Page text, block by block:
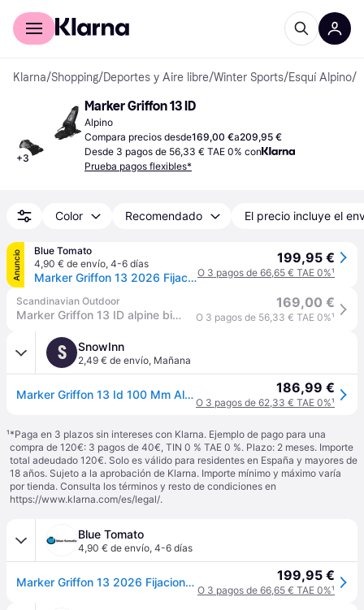
Comprar con Klarna
Klarna/Shopping/Deportes y Aire libre/Winter Sports/Esquí Alpino/
+3
Marker Griffon 13 ID
Alpino
Compara precios desde169,00 €a209,95 €
Desde 3 pagos de 56,33 € TAE 0% con
Prueba pagos flexibles*
Color Recomendado El precio incluye el
Anuncio
Blue Tomato
4,90 € de envío, 4-6 días
Marker Griffon 13 2026 Fijaciones Ski negro - black - 100
199,95 €
O 3 pagos de 66,65 € TAE 0%¹
Scandinavian Outdoor
Marker Griffon 13 ID alpine bindings
169,00 €
O 3 pagos de 56,33 € TAE 0%¹
S SnowInn
2,49 € de envío, Mañana
Marker Griffon 13 Id 100 Mm Alpine Ski Bindings Negro 100 mm 186,99 €
O 3 pagos de 62,33 € TAE 0%¹
¹*Paga en 3 plazos sin intereses con Klarna. Ejemplo de pago para una
compra de 120€: 3 pagos de 40€, TIN 0 % TAE 0 %. Plazo: 2 meses. Importe
total adeudado 120€. Solo es válido para residentes en España y mayores de
18 años. Sujeto a la aprobación de Klarna. Importe mínimo y máximo varía
por tienda. Consulta los términos y resto de condiciones en
https://www.klarna.com/es/legal/.
Blue Tomato
4,90 € de envío, 4-6 días
Marker Griffon 13 2026 Fijaciones Ski negro - black - 100 199,95 €
O 3 pagos de 66,65 € TAE 0%¹